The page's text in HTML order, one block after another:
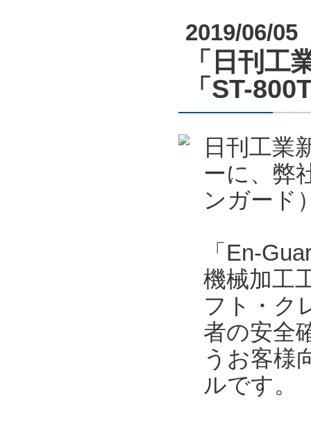
2019/06/05
「日刊工
「ST-
日刊工業
ーに、弊
ンガード
「En-
機械加工
フト・ク
者の安全
うお客様
ルです。